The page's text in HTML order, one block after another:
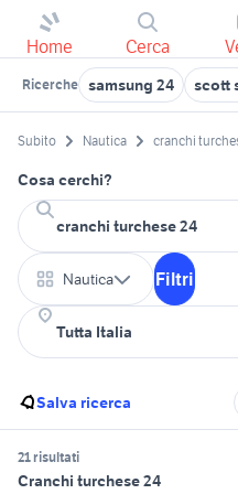
Home Cerca
Ricerche samsung 24 scott
Subito Nautica cranchi
Cosa cerchi?
Nautica Filtri
Salva ricerca
21 risultati
Cranchi turchese 24